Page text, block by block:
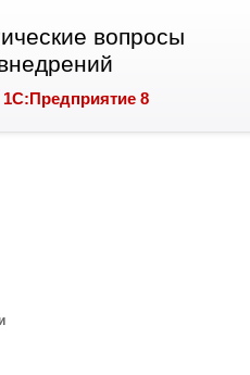
вопросы
1С:Предприятие 8